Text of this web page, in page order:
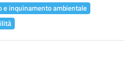
e inquinamento ambientale